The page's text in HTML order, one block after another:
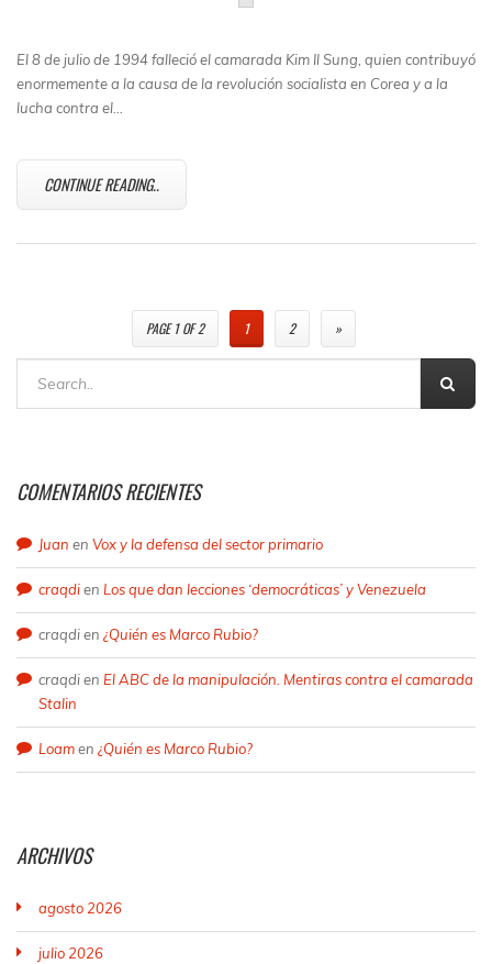
El 8 de julio de 1994 falleció el camarada Kim Il Sung, quien contribuyó
enormemente a la causa de la revolución socialista en Corea y a la
lucha contra el…
CONTINUE READING..
PAGE 1 OF 2 1 2 »
COMENTARIOS RECIENTES
Juan en Vox y la defensa del sector primario
craqdien Los que dan lecciones ‘democráticas’ y Venezuela
craqdien ¿Quién es Marco Rubio?
craqdien El ABC de la manipulación. Mentiras contra el camarada
Stalin
Loamen ¿Quién es Marco Rubio?
ARCHIVOS
agosto 2026
julio 2026